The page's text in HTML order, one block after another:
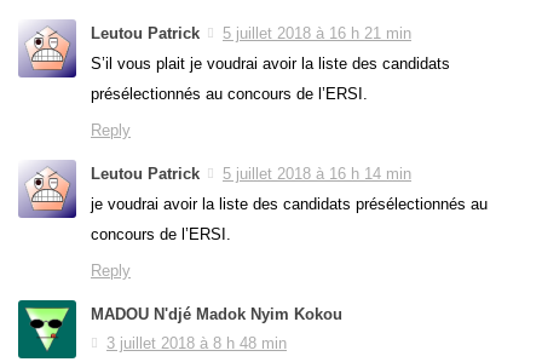
Leutou Patrick
5 juillet 2018 à 16 h 21 min
S’il vous plait je voudrai avoir la liste des candidats
présélectionnés au concours de l’ERSI.
Reply
Leutou Patrick
5 juillet 2018 à 16 h 14 min
je voudrai avoir la liste des candidats présélectionnés au
concours de l’ERSI.
Reply
MADOU N'djé Madok Nyim Kokou
3 juillet 2018 à 8 h 48 min